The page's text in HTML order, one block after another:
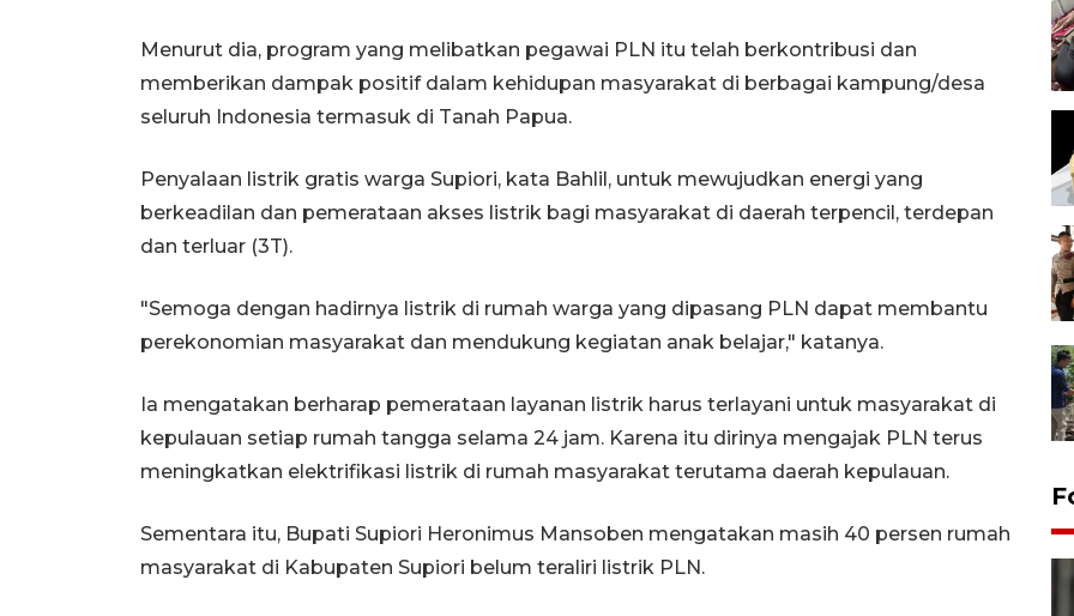
Menurut dia, program yang melibatkan pegawai PLN itu telah berkontribusi dan
memberikan dampak positif dalam kehidupan masyarakat di berbagai kampung/desa
seluruh Indonesia termasuk di Tanah Papua.
Penyalaan listrik gratis warga Supiori, kata Bahlil, untuk mewujudkan energi yang
berkeadilan dan pemerataan akses listrik bagi masyarakat di daerah terpencil, terdepan
dan terluar (3T).
"Semoga dengan hadirnya listrik di rumah warga yang dipasang PLN dapat membantu
perekonomian masyarakat dan mendukung kegiatan anak belajar," katanya.
Ia mengatakan berharap pemerataan layanan listrik harus terlayani untuk masyarakat di
kepulauan setiap rumah tangga selama 24 jam. Karena itu dirinya mengajak PLN terus
meningkatkan elektrifikasi listrik di rumah masyarakat terutama daerah kepulauan.
Sementara itu, Bupati Supiori Heronimus Mansoben mengatakan masih 40 persen rumah
masyarakat di Kabupaten Supiori belum teraliri listrik PLN.